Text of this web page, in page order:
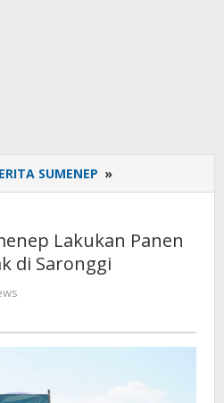
SUMENEP »
0827/Sumenep
Raya
Lakukan Panen
di Saronggi